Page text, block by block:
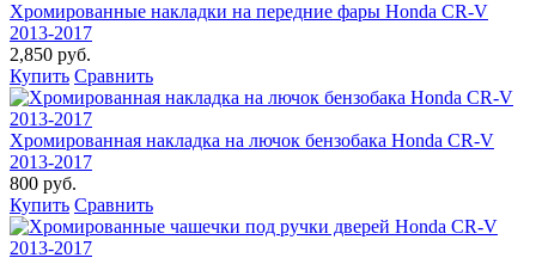
Хромированные накладки на передние фары Honda CR-V
2013-2017
2,850 руб.
Купить Сравнить
Хромированная накладка на лючок бензобака Honda CR-V
2013-2017
800 руб.
Купить Сравнить